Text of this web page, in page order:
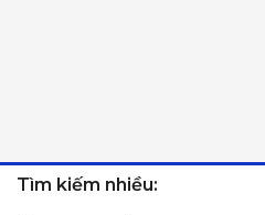
Tìm kiếm nhiều: